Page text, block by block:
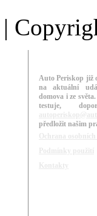
Auto Periskop již
na aktuální
domova i ze
testuje,
předložit našim